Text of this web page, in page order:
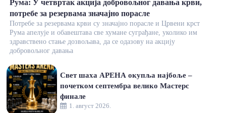
Рума: У четвртак акција добровољног давања крви,
потребе за резервама значајно порасле
Потребе за резервама крви су значајно порасле и Црвени крст
Рума апелује и обавештава све хумане суграђане, уколико им
здравствено стање дозвољава, да се одазову на акцију
добровољног давања
1. август 2026.
Свет шаха АРЕНА окупља најбоље –
почетком септембра велико Мастерс
финале